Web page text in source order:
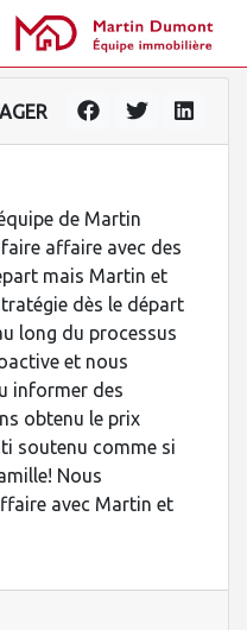
de Martin
affaire avec des
mais Martin et
dès le départ
long du processus
et nous
informer des
obtenu le prix
soutenu comme si
Nous
avec Martin et